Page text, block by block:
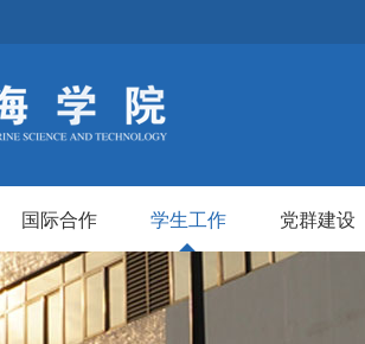
国际合作 学生工作 党群建设